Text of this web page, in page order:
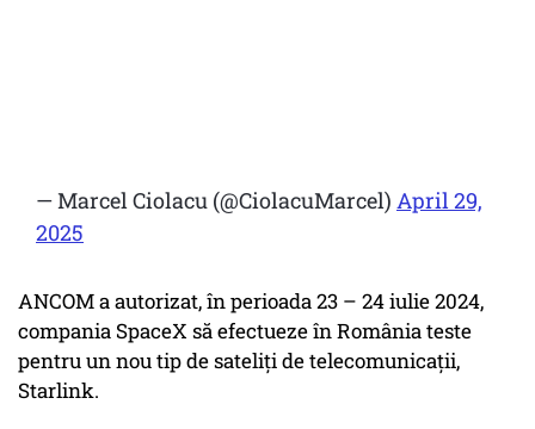
— Marcel Ciolacu (@CiolacuMarcel) April 29,
2025
ANCOM a autorizat, în perioada 23 – 24 iulie 2024,
compania SpaceX să efectueze în România teste
pentru un nou tip de sateliți de telecomunicații,
Starlink.